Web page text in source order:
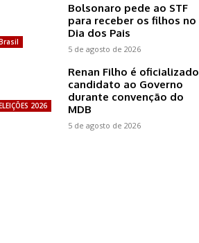
Bolsonaro pede ao STF
para receber os filhos no
Dia dos Pais
5 de agosto de 2026
2026
Renan Filho é oficializado
candidato ao Governo
durante convenção do
MDB
5 de agosto de 2026